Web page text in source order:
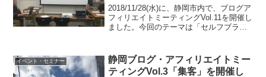
#shizublog
2018/11/28(水)に、静岡市内で、ブログア
フィリエイトミーティングVol.11を開催し
ました。今回のテーマは「セルフブラン
色々考えて試行錯誤していて、大いに盛
り上...
イベント・セミナー
静岡ブログ・アフィリエイトミー
ティングVol.3「集客」を開催し